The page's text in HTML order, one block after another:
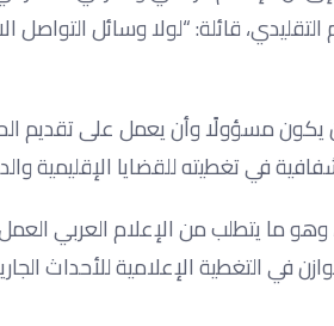
قائلة: “لولا وسائل التواصل
مسؤولًا وأن يعمل على تقديم
في تغطيته للقضايا الإقليمية
وهو ما يتطلب من الإعلام العربي
الإعلامية للأحداث